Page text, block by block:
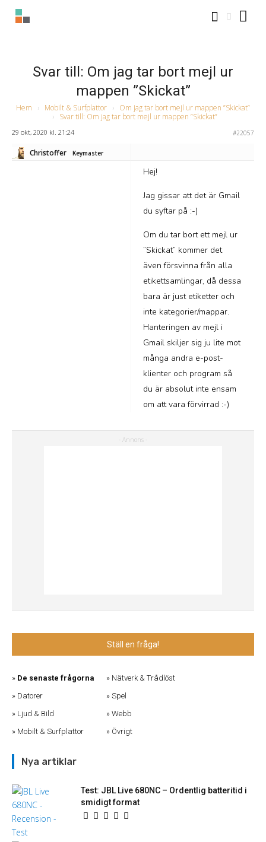
Svar till: Om jag tar bort mejl ur
mappen ”Skickat”
Hem › Mobilt & Surfplattor › Om jag tar bort mejl ur mappen ”Skickat”
›
Svar till: Om jag tar bort mejl ur mappen ”Skickat”
29 okt, 2020 kl. 21:24 #22057
Christoffer Keymaster
Hej!
Jag gissar att det är Gmail
du syftar på :-)
Om du tar bort ett mejl ur
”Skickat” kommer det
även försvinna från alla
etikettsamlingar, då dessa
bara är just etiketter och
inte kategorier/mappar.
Hanteringen av mejl i
Gmail skiljer sig ju lite mot
många andra e-post-
klienter och program så
du är absolut inte ensam
om att vara förvirrad :-)
Ställ en fråga!
De senaste frågorna
Datorer
Ljud & Bild
Mobilt & Surfplattor
Nätverk & Trådlöst
Spel
Webb
Övrigt
Nya artiklar
Test: JBL Live 680NC – Ordentlig batteritid i
smidigt format